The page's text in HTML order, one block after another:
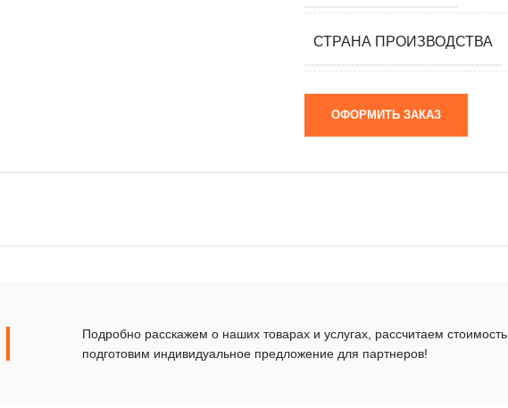
СТРАНА ПРОИЗВОДСТВА
ОФОРМИТЬ ЗАКАЗ
Подробно расскажем о наших товарах и услугах, рассчитаем стоимость,
подготовим индивидуальное предложение для партнеров!